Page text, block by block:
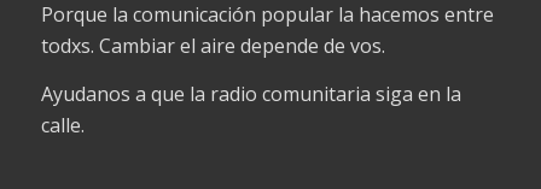
Porque la comunicación popular la hacemos entre
todxs. Cambiar el aire depende de vos.
Ayudanos a que la radio comunitaria siga en la
calle.